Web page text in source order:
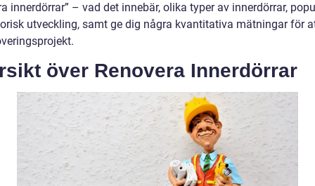
innerdörrar” – vad det innebär, olika typer av innerdörrar,
utveckling, samt ge dig några kvantitativa mätningar för
över Renovera Innerdörrar